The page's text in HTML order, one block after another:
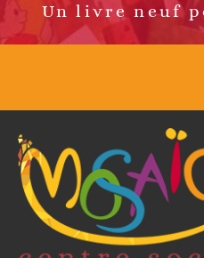
Article
précédent :
Un livre neuf